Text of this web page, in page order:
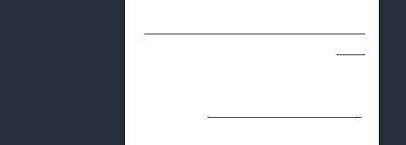
ساعات کاری